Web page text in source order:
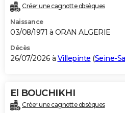
Destinations
City break
Voyage nature
Voyage de noces
Forum
Climat
+PHOTO
GUIDES D'ACHAT
BONS PLANS
Carte de Noël
Carte Bonne année
Carte Saint-Valentin
Carte Pâques
Carte d'anniversaire
DICTIONNAIRE
Créer une cagnotte obsèques
Naissance
03/08/1971 à ORAN ALGERIE
Décès
26/07/2026 à Villepinte (Seine-
El BOUCHIKHI
Créer une cagnotte obsèques